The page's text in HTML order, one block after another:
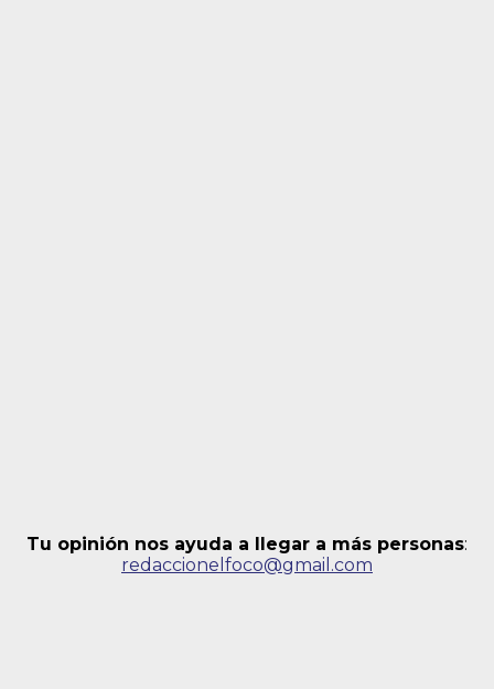
Tu opinión nos ayuda a llegar a más personas:
redaccionelfoco@gmail.com